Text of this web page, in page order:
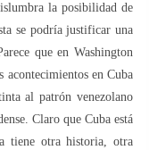
la posibilidad de
se podría justificar una
que en Washington
acontecimientos en Cuba
al patrón venezolano
Claro que Cuba está
tiene otra historia, otra